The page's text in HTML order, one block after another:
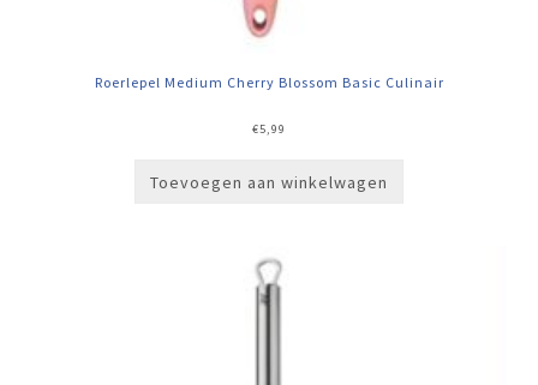
Roerlepel Medium Cherry Blossom Basic Culinair
€5,99
Toevoegen aan winkelwagen